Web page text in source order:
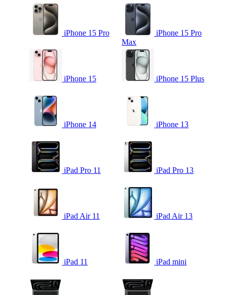
iPhone 15 Pro
iPhone 15 Pro
Max
iPhone 15 iPhone 15 Plus
iPhone 14 iPhone 13
iPad Pro 11 iPad Pro 13
iPad Air 11 iPad Air 13
iPad 11 iPad mini